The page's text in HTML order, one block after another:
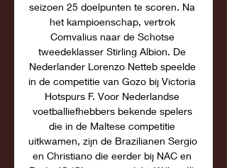
seizoen 25 doelpunten te scoren. Na
het kampioenschap, vertrok
Comvalius naar de Schotse
tweedeklasser Stirling Albion. De
Nederlander Lorenzo Netteb speelde
in de competitie van Gozo bij Victoria
Hotspurs F. Voor Nederlandse
voetballiefhebbers bekende spelers
die in de Maltese competitie
uitkwamen, zijn de Brazilianen Sergio
en Christiano die eerder bij NAC en